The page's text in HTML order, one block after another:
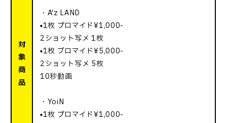
対
象
商
品
・A'z LAND
▪️1枚 プロマイド¥1,000-
2ショット写メ 1枚
▪️1枚 ブロマイド¥5,000-
2ショット写メ 5枚
10秒動画
・YoiN
▪️1枚 プロマイド¥1,000-